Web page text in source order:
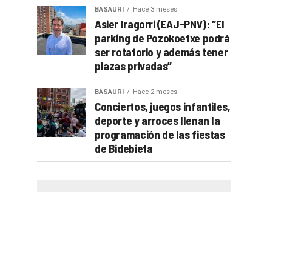
BASAURI Hace 3 meses
Asier Iragorri (EAJ-PNV): “El
parking de Pozokoetxe podrá
ser rotatorio y además tener
plazas privadas”
BASAURI Hace 2 meses
Conciertos, juegos infantiles,
deporte y arroces llenan la
programación de las fiestas
de Bidebieta